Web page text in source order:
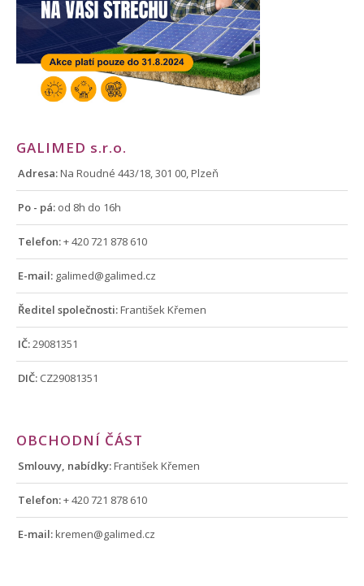
GALIMED s.r.o.
Adresa:Na Roudné 443/18, 301 00, Plzeň
Po - pá: od 8h do 16h
Telefon:+ 420 721 878 610
E-mail: galimed@galimed.cz
Ředitel společnosti:František Křemen
IČ:29081351
DIČ: CZ29081351
OBCHODNÍ ČÁST
Smlouvy, nabídky:František Křemen
Telefon:+ 420 721 878 610
E-mail:kremen@galimed.cz